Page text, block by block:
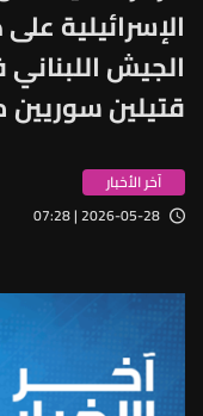
الإسرائيلية
الجيش
قتيلين
آخر الأخبار
2026-05-28 | 07:28